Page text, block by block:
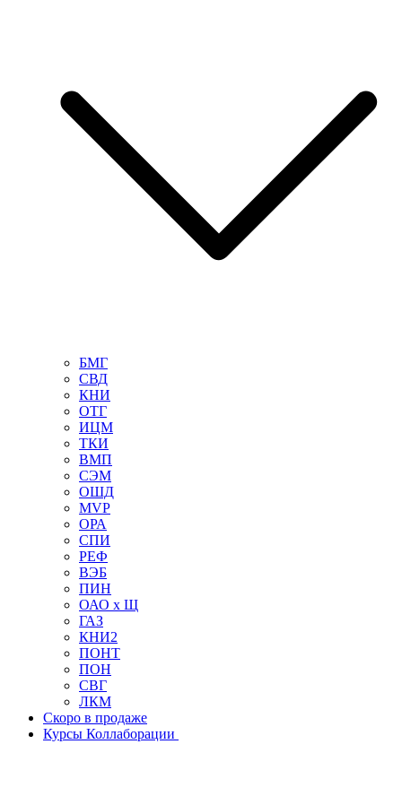
БМГ
СВД
КНИ
ОТГ
ИЦМ
ТКИ
ВМП
СЭМ
ОШД
MVP
ОРА
СПИ
РЕФ
ВЭБ
ПИН
ОАО х Щ
ГАЗ
КНИ2
ПОНТ
ПОН
СВГ
ЛКМ
Скоро в продаже
Курсы Коллаборации